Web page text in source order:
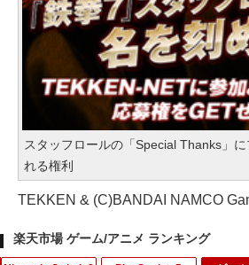
スタッフロールの「Special Thanks」
れる権利
TEKKEN & (C)BANDAI NAMCO
楽天市場 ゲーム/アニメ ランキング